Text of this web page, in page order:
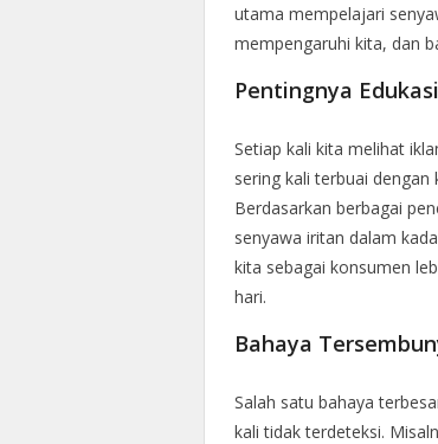
utama mempelajari
mempengaruhi kita, dan
Pentingnya
Setiap kali kita melihat
sering kali terbuai
Berdasarkan berbagai
senyawa iritan dalam
kita sebagai konsumen
hari.
Bahaya
Salah satu bahaya
kali tidak terdeteksi.